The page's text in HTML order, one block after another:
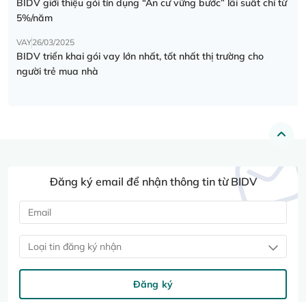
BIDV giới thiệu gói tín dụng “An cư vững bước” lãi suất chỉ từ
5%/năm
VAY26/03/2025
BIDV triển khai gói vay lớn nhất, tốt nhất thị trường cho
người trẻ mua nhà
Đăng ký email để nhận thông tin từ BIDV
Loại tin đăng ký nhận
Đăng ký